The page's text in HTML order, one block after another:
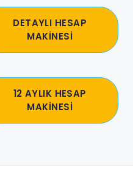
DETAYLI HESAP
MAKİNESİ
12 AYLIK HESAP
MAKİNESİ